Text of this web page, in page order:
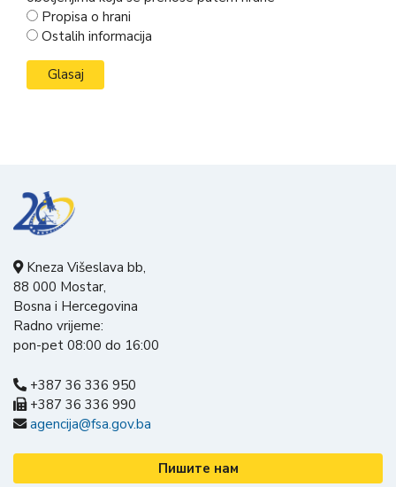
Propisa o hrani
Ostalih informacija
Kneza Višeslava bb,
88 000 Mostar,
Bosna i Hercegovina
Radno vrijeme:
pon-pet 08:00 do 16:00
+387 36 336 950
+387 36 336 990
agencija@fsa.gov.ba
Пишите нам